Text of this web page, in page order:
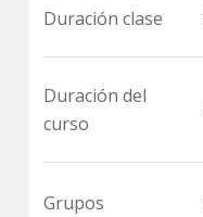
Duración clase
Duración del
curso
Grupos